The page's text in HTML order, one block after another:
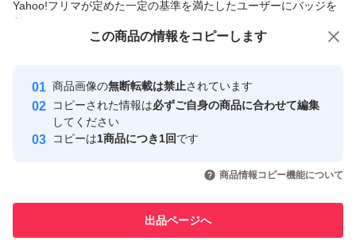
Yahoo!フリマが定めた一定の基準を満たしたユーザーにバッジを
付与しています
安心取引出品者
心・安全なユーザーです
取引実績
引を完了させた実績があります
での取引実績があります
この商品の情報をコピーします
商品画像の無断転載は禁止されています
コピーされた情報は必ずご自身の商品に合わせて編集
してください
コピーは1商品につき1回です
商品情報コピー機能について
出品ページへ
この商品をみている人にオススメ